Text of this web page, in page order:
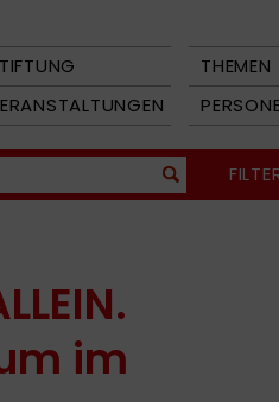
THEMEN
im